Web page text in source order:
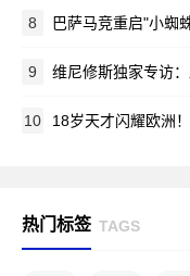
8 巴萨马竞重启"小蜘
9 维尼修斯独家专访：
10 18岁天才闪耀欧洲
热门标签 TAGS